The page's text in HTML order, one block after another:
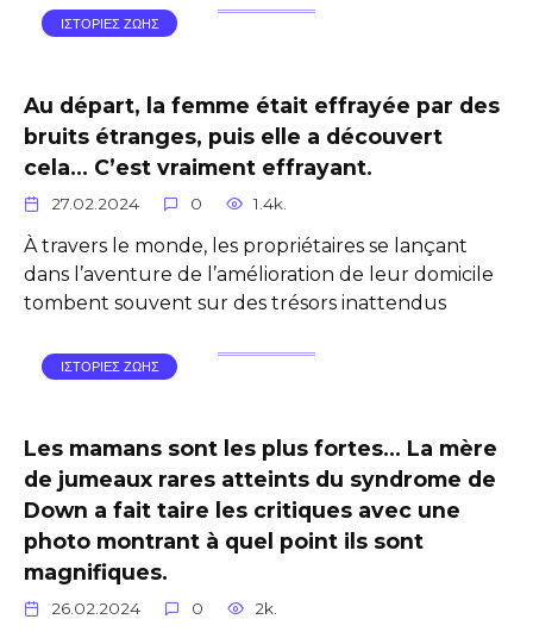
ΙΣΤΟΡΙΕΣ ΖΩΗΣ
Au départ, la femme était effrayée par des
bruits étranges, puis elle a découvert
cela… C’est vraiment effrayant.
27.02.2024 0 1.4k.
À travers le monde, les propriétaires se lançant
dans l’aventure de l’amélioration de leur domicile
tombent souvent sur des trésors inattendus
ΙΣΤΟΡΙΕΣ ΖΩΗΣ
Les mamans sont les plus fortes… La mère
de jumeaux rares atteints du syndrome de
Down a fait taire les critiques avec une
photo montrant à quel point ils sont
magnifiques.
26.02.2024 0 2k.